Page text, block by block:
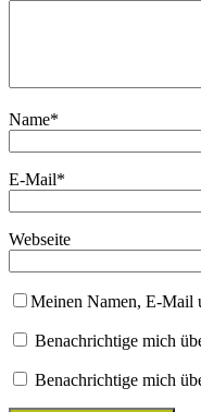
Name*
E-Mail*
Webseite
Meinen Namen, E-Mail
Benachrichtige mich
Benachrichtige mich